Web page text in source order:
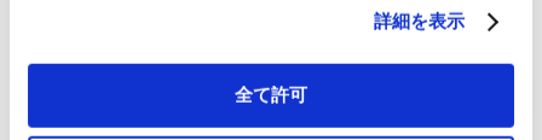
詳細を表示
全て許可